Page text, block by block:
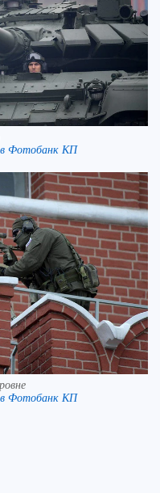
Фотобанк КП
Фотобанк КП